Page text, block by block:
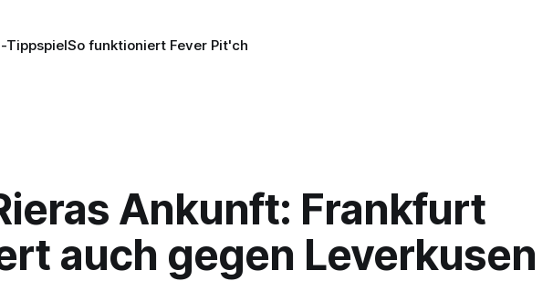
TippspielSo funktioniert Fever Pit'ch
Ankunft: Frankfurt
auch gegen Leverkusen